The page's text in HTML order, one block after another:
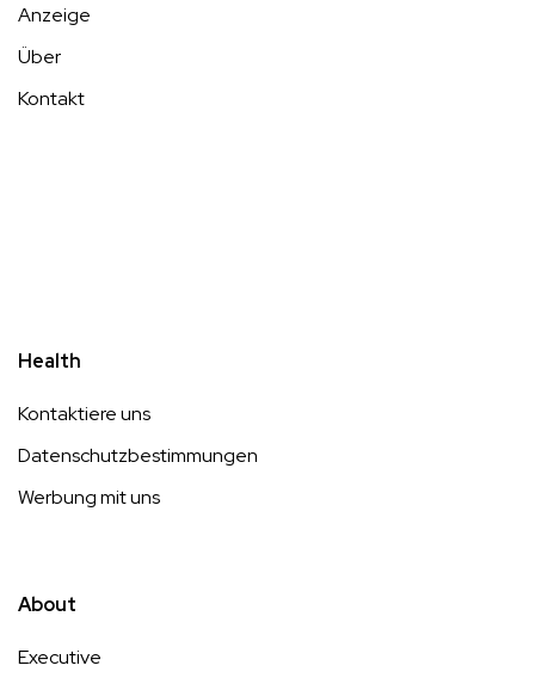
Anzeige
Über
Kontakt
Health
Kontaktiere uns
Datenschutzbestimmungen
Werbung mit uns
About
Executive